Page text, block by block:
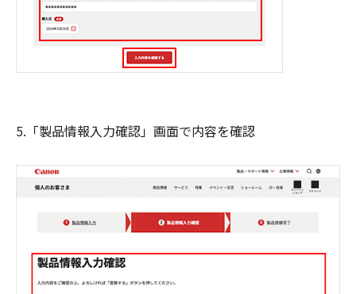
5.「製品情報入力確認」画面で内容を確認